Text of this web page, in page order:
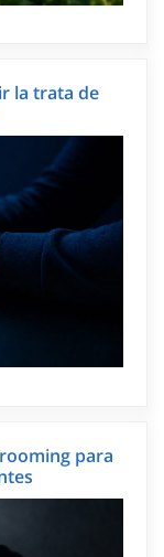
la trata de
para